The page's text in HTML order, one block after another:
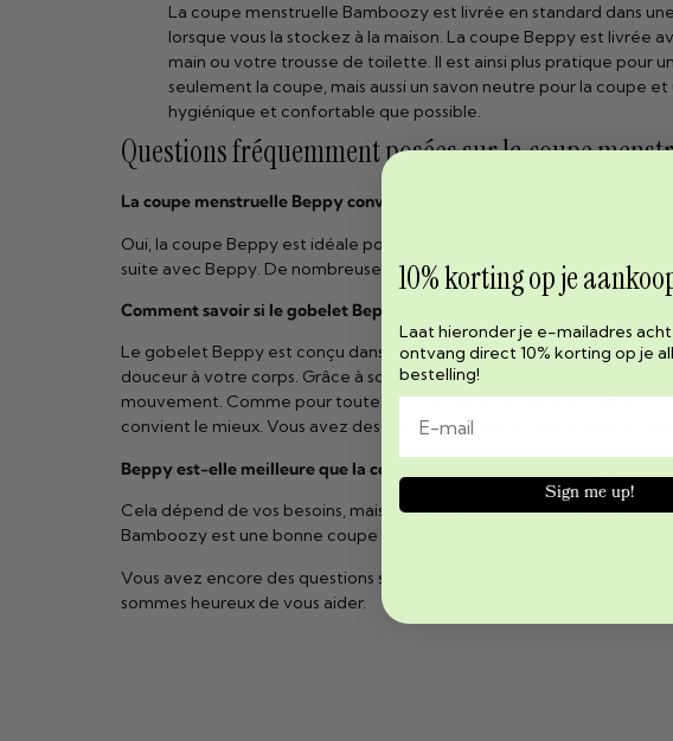
La coupe menstruelle Bamboozy est livrée en standard dans
lorsque vous la stockez à la maison. La coupe Beppy est
main ou votre trousse de toilette. Il est ainsi plus pratique pour
seulement la coupe, mais aussi un savon neutre pour la coupe
hygiénique et confortable que possible.
Questions fréquemment posées sur la coupe
La coupe menstruelle Beppy convient-elle aux débutantes ?
Oui, la coupe Beppy est idéale pour les débutantes grâce à son
suite avec Beppy. De nombreuses femmes la trouvent plus intuitive
Comment savoir si le gobelet Beppy est bien ajusté ?
Le gobelet Beppy est conçu dans une taille universelle convenant à
douceur à votre corps. Grâce à son matériau souple et flexible et à
mouvement. Comme pour toutes les coupes et les tampons
convient le mieux. Vous avez des doutes ? N’hésitez pas à nous
Beppy est-elle meilleure que la coupe menstruelle Bamboozy ?
Cela dépend de vos besoins, mais de nombreuses utilisatrices
Bamboozy est une bonne coupe classique, mais Beppy offre un peu
Vous avez encore des questions sur les différences entre la coupe
sommes heureux de vous aider.
10% korting op je
Laat hieronder je e-mailadres
ontvang direct 10% korting op je
bestelling!
Sign me up!